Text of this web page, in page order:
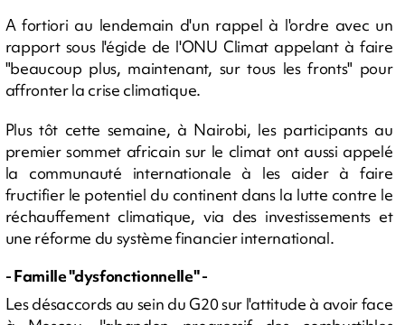
A fortiori au lendemain d'un rappel à l'ordre avec un
rapport sous l'égide de l'ONU Climat appelant à faire
"beaucoup plus, maintenant, sur tous les fronts" pour
affronter la crise climatique.
Plus tôt cette semaine, à Nairobi, les participants au
premier sommet africain sur le climat ont aussi appelé
la communauté internationale à les aider à faire
fructifier le potentiel du continent dans la lutte contre le
réchauffement climatique, via des investissements et
une réforme du système financier international.
- Famille "dysfonctionnelle" -
Les désaccords au sein du G20 sur l'attitude à avoir face